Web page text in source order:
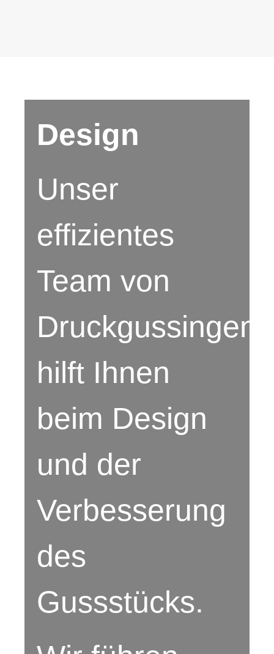
Design
Unser
effizientes
Team von
hilft Ihnen
beim Design
und der
Verbesserung
des
Gussstücks.